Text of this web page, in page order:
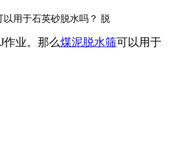
用于石英砂脱水吗？ 脱
作业。那么煤泥脱水筛可以用于